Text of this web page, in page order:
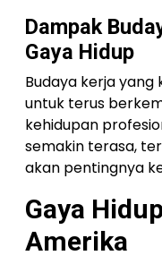
Dampak
Gaya Hidup
Budaya kerja
untuk terus
kehidupan
semakin terasa,
akan pentingnya
Gaya
Amerika